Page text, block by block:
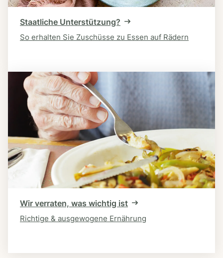
Staatliche Unterstützung?
So erhalten Sie Zuschüsse zu Essen auf Rädern
Wir verraten, was wichtig ist
Richtige & ausgewogene Ernährung